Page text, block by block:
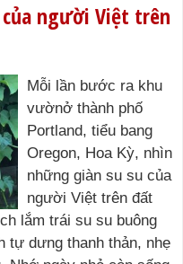
người Việt trên
Mỗi lần bước ra khu
vườnở thành phố
Portland, tiểu bang
Oregon, Hoa Kỳ, nhìn
những giàn su su của
người Việt trên đất
lắm trái su su buông
tự dưng thanh thản, nhẹ